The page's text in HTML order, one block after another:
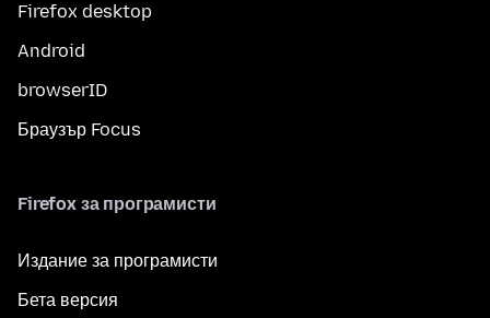
Firefox desktop
Android
browserID
Браузър Focus
Firefox за програмисти
Издание за програмисти
Бета версия